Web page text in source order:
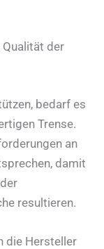
der
bedarf es
Trense.
an
damit
resultieren.
die Hersteller